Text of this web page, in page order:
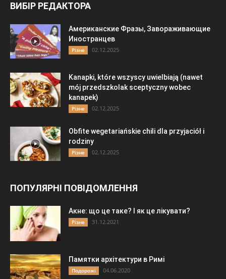
ВИБІР РЕДАКТОРА
Американские Фразы, Завораживающие
Иностранцев
Різне 02.12.2025
Kanapki, które wszyscy uwielbiają (nawet
mój przedszkolak sceptyczny wobec
kanapek)
Різне 02.12.2025
Obfite wegetariańskie chili dla przyjaciół i
rodziny
Різне 02.12.2025
ПОПУЛЯРНІ ПОВІДОМЛЕННЯ
Акне: що це таке? І як це лікувати?
Різне 31.12.2021
Памятки архітектури в Римі
Подорожі 04.06.2020